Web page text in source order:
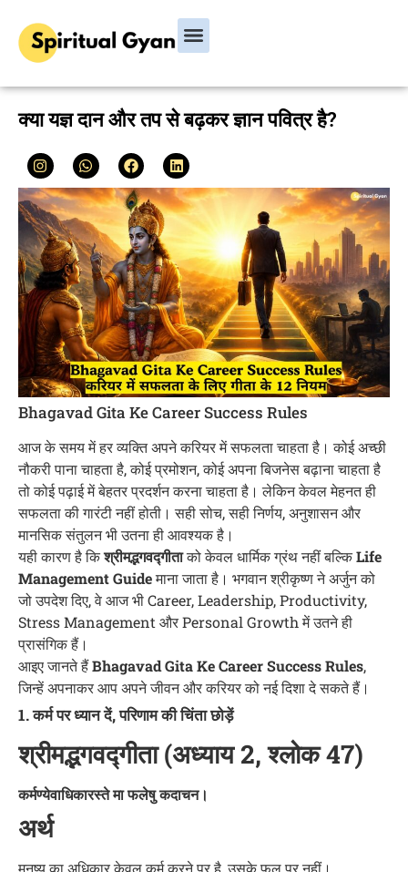
क्या यज्ञ दान और तप से बढ़कर ज्ञान पवित्र है?
Bhagavad Gita Ke Career Success Rules
आज के समय में हर व्यक्ति अपने करियर में सफलता चाहता है। कोई अच्छी
नौकरी पाना चाहता है, कोई प्रमोशन, कोई अपना बिजनेस बढ़ाना चाहता है
तो कोई पढ़ाई में बेहतर प्रदर्शन करना चाहता है। लेकिन केवल मेहनत ही
सफलता की गारंटी नहीं होती। सही सोच, सही निर्णय, अनुशासन और
मानसिक संतुलन भी उतना ही आवश्यक है।
यही कारण है किश्रीमद्भगवद्गीताको केवल धार्मिक ग्रंथ नहीं बल्किLife
Management Guideमाना जाता है। भगवान श्रीकृष्ण ने अर्जुन को
जो उपदेश दिए, वे आज भी Career, Leadership, Productivity,
Stress Management और Personal Growth में उतने ही
प्रासंगिक हैं।
आइए जानते हैंBhagavad Gita Ke Career Success Rules,
जिन्हें अपनाकर आप अपने जीवन और करियर को नई दिशा दे सकते हैं।
1. कर्म पर ध्यान दें, परिणाम की चिंता छोड़ें
श्रीमद्भगवद्गीता (अध्याय 2, श्लोक 47)
कर्मण्येवाधिकारस्ते मा फलेषु कदाचन।
अर्थ